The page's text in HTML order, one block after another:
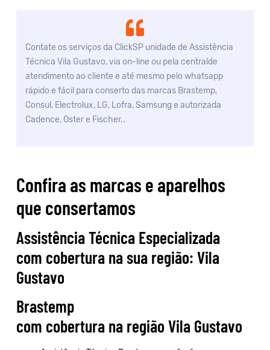
Contate os serviços da ClickSP unidade de Assistência
Técnica Vila Gustavo, via on-line ou pela centralde
atendimento ao cliente e até mesmo pelo whatsapp
rápido e fácil para conserto das marcas Brastemp,
Consul, Electrolux, LG, Lofra, Samsung e autorizada
Cadence, Oster e Fischer..
Confira as marcas e aparelhos
que consertamos
Assistência Técnica Especializada
com cobertura na sua região: Vila
Gustavo
Brastemp
com cobertura na região Vila Gustavo